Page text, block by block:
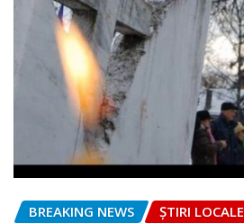
BREAKING NEWS ȘTIRI LOCALE